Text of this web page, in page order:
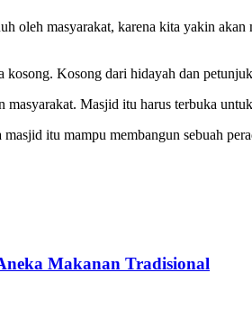
oleh masyarakat, karena kita yakin
kosong. Kosong dari hidayah dan
Masjid itu harus terbuka
itu mampu membangun sebuah
Makanan Tradisional